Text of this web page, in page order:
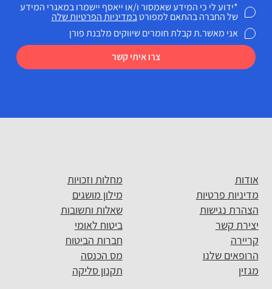
צרו איתי קשר
*ידוע לי כי המידע שאמסור ו/או ייאסף יישמרו במאגרי המידע
של החברה בהתאם למפורטבמדיניות הפרטיות שלה
אני מאשר.ת קבלת חומרים שיווקים מלבנת פורן
אודות
מדיניות פרטיות
הצהרת נגישות
יצירת קשר
קריירה
הרופאים שלנו
מגזין
מחלות וזכויות
מילון מושגים
שאלות ותשובות
ביטוח לאומי
חברות הביטוח
מס הכנסה
תקנון סליקה